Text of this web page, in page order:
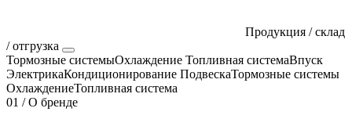
Продукция / склад
/ отгрузка
Тормозные системыОхлаждение Топливная системаВпуск
ЭлектрикаКондиционирование ПодвескаТормозные системы
ОхлаждениеТопливная система
01 / О бренде